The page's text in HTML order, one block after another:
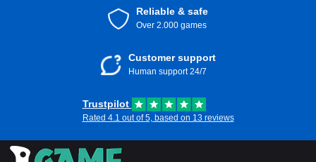
Reliable & safe
Over 2.000 games
Customer support
Human support 24/7
Trustpilot
Rated 4.1 out of 5, based on 13 reviews